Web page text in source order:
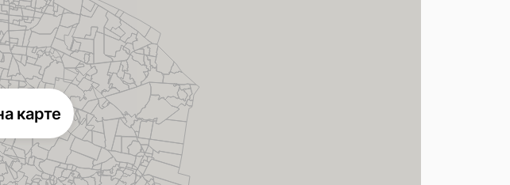
карте